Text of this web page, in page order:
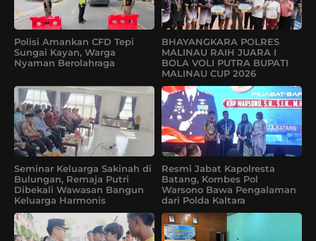
Polisi Amankan CFD Tepi
Sungai Kayan, Warga
Nyaman Berolahraga
BHAYANGKARA POLRES
MALINAU RAIH JUARA I
BOLA VOLI PUTRA BUPATI
MALINAU CUP 2026
Seminar Keluarga Sakinah di
Bulungan, Remaja Putri
Dibekali Wawasan Bangun
Keluarga Harmonis
Resmi Jabat Kapolresta
Batang, Kombes Pol
Warsono Bawa Pengalaman
dari Polda Kaltara